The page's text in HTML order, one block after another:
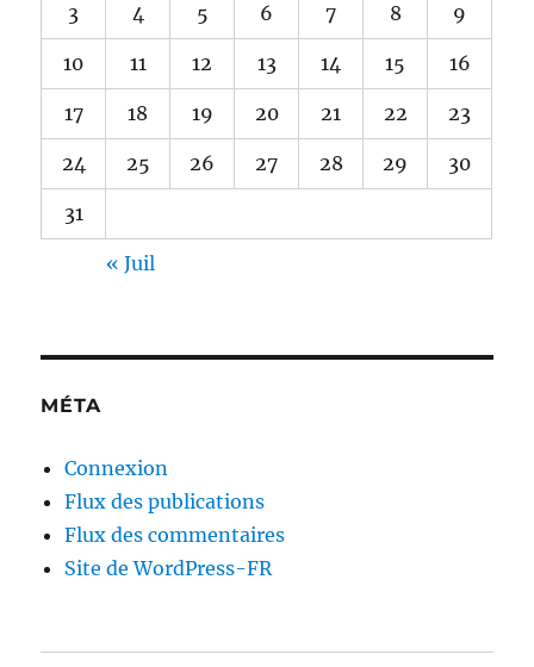
3 4 5 6 7 8 9
10 11 12 13 14 15 16
17 18 19 20 21 22 23
24 25 26 27 28 29 30
31
« Juil
MÉTA
Connexion
Flux des publications
Flux des commentaires
Site de WordPress-FR